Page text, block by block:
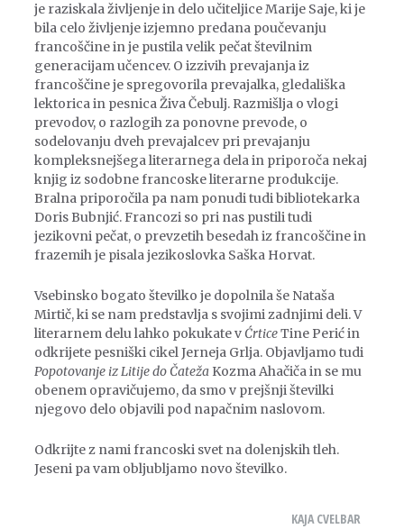
je raziskala življenje in delo učiteljice Marije Saje, ki je
bila celo življenje izjemno predana poučevanju
francoščine in je pustila velik pečat številnim
generacijam učencev. O izzivih prevajanja iz
francoščine je spregovorila prevajalka, gledališka
lektorica in pesnica Živa Čebulj. Razmišlja o vlogi
prevodov, o razlogih za ponovne prevode, o
sodelovanju dveh prevajalcev pri prevajanju
kompleksnejšega literarnega dela in priporoča nekaj
knjig iz sodobne francoske literarne produkcije.
Bralna priporočila pa nam ponudi tudi bibliotekarka
Doris Bubnjić. Francozi so pri nas pustili tudi
jezikovni pečat, o prevzetih besedah iz francoščine in
frazemih je pisala jezikoslovka Saška Horvat.
Vsebinsko bogato številko je dopolnila še Nataša
Mirtič, ki se nam predstavlja s svojimi zadnjimi deli. V
literarnem delu lahko pokukate v ĆrticeTine Perić in
odkrijete pesniški cikel Jerneja Grlja. Objavljamo tudi
Popotovanje iz Litije do Čateža Kozma Ahačiča in se mu
obenem opravičujemo, da smo v prejšnji številki
njegovo delo objavili pod napačnim naslovom.
Odkrijte z nami francoski svet na dolenjskih tleh.
Jeseni pa vam obljubljamo novo številko.
KAJA CVELBAR